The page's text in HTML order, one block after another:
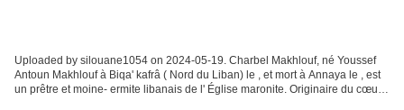
Uploaded by silouane1054 on 2024-05-19. Charbel Makhlouf, né Youssef
Antoun Makhlouf à Biqa' kafrâ ( Nord du Liban) le , et mort à Annaya le , est
un prêtre et moine- ermite libanais de l' Église maronite. Originaire du cœur